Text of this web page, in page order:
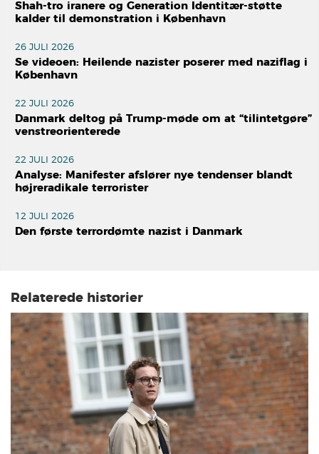
Shah-tro iranere og Generation Identitær-støtte
kalder til demonstration i København
26 JULI 2026
Se videoen: Heilende nazister poserer med naziflag i
København
22 JULI 2026
Danmark deltog på Trump-møde om at “tilintetgøre”
venstreorienterede
22 JULI 2026
Analyse: Manifester afslører nye tendenser blandt
højreradikale terrorister
12 JULI 2026
Den første terrordømte nazist i Danmark
Relaterede historier